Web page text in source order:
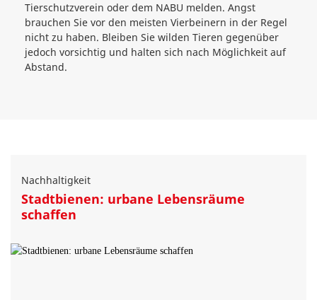
Tierschutzverein oder dem NABU melden. Angst
brauchen Sie vor den meisten Vierbeinern in der Regel
nicht zu haben. Bleiben Sie wilden Tieren gegenüber
jedoch vorsichtig und halten sich nach Möglichkeit auf
Abstand.
Nachhaltigkeit
Stadtbienen: urbane Lebensräume
schaffen